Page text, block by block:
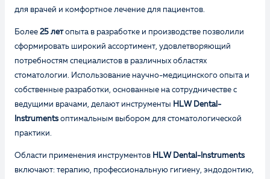
для врачей и комфортное лечение для пациентов.
Более 25 летопыта в разработке и производстве позволили
сформировать широкий ассортимент, удовлетворяющий
потребностям специалистов в различных областях
стоматологии. Использование научно-медицинского опыта и
собственные разработки, основанные на сотрудничестве с
ведущими врачами, делают инструменты HLW Dental-
Instruments оптимальным выбором для стоматологической
практики.
Области применения инструментов HLW Dental-Instruments
включают: терапию, профессиональную гигиену, эндодонтию,
Оценка